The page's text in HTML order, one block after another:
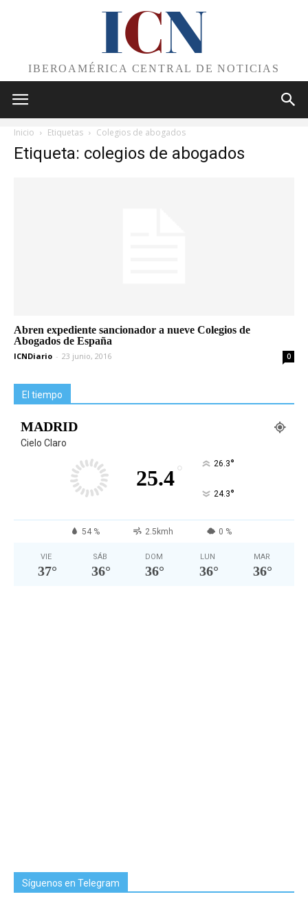
ICN
IBEROAMÉRICA CENTRAL DE NOTICIAS
Inicio Etiquetas Colegios de abogados
Etiqueta: colegios de abogados
Abren expediente sancionador a nueve Colegios de
Abogados de España
ICNDiario - 23 junio, 2016 0
El tiempo
MADRID
Cielo Claro
25.4° 26.3°
24.3°
54 % 2.5kmh 0 %
VIE
37°
SÁB
36°
DOM
36°
LUN
36°
MAR
36°
Síguenos en Telegram